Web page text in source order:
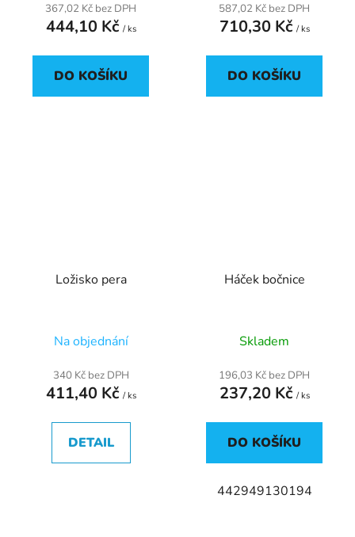
367,02 Kč bez DPH
444,10 Kč / ks
DO KOŠÍKU
587,02 Kč bez DPH
710,30 Kč / ks
DO KOŠÍKU
Ložisko pera
Na objednání
340 Kč bez DPH
411,40 Kč / ks
DETAIL
Háček bočnice
Skladem
196,03 Kč bez DPH
237,20 Kč / ks
DO KOŠÍKU
442949130194